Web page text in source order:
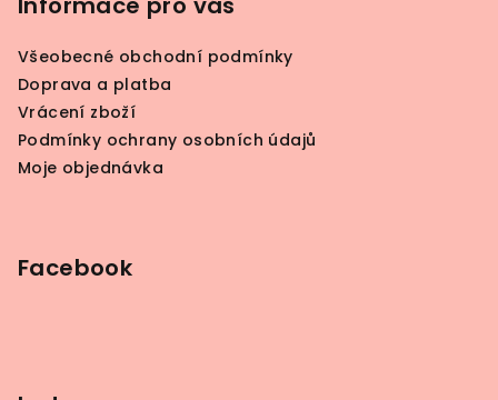
Všeobecné obchodní podmínky
Doprava a platba
Vrácení zboží
Podmínky ochrany osobních údajů
Moje objednávka
Facebook